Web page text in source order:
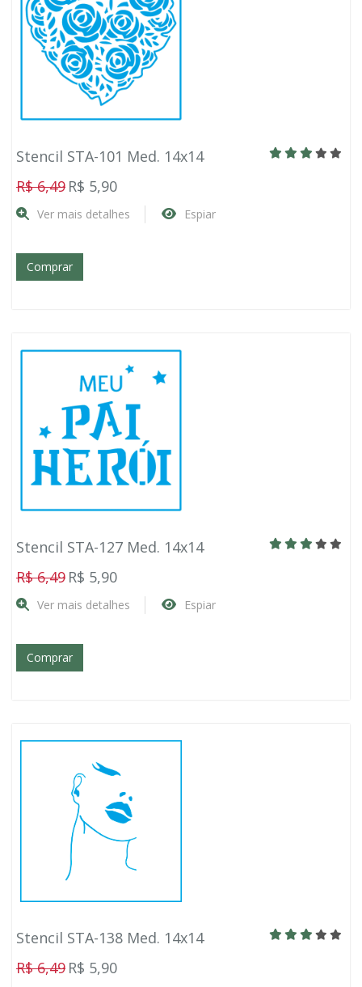
Stencil STA-101 Med. 14x14
R$ 6,49 R$ 5,90
Ver mais detalhes Espiar
Comprar
Stencil STA-127 Med. 14x14
R$ 6,49 R$ 5,90
Ver mais detalhes Espiar
Comprar
Stencil STA-138 Med. 14x14
R$ 6,49 R$ 5,90